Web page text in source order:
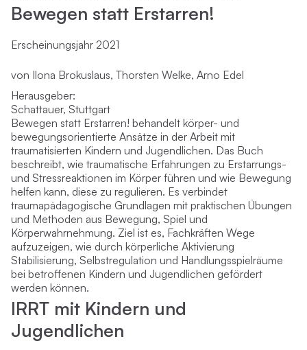
Bewegen statt Erstarren!
Erscheinungsjahr 2021
von Ilona Brokuslaus, Thorsten Welke, Arno Edel
Herausgeber:
Schattauer, Stuttgart
Bewegen statt Erstarren! behandelt körper- und
bewegungsorientierte Ansätze in der Arbeit mit
traumatisierten Kindern und Jugendlichen. Das Buch
beschreibt, wie traumatische Erfahrungen zu Erstarrungs-
und Stressreaktionen im Körper führen und wie Bewegung
helfen kann, diese zu regulieren. Es verbindet
traumapädagogische Grundlagen mit praktischen Übungen
und Methoden aus Bewegung, Spiel und
Körperwahrnehmung. Ziel ist es, Fachkräften Wege
aufzuzeigen, wie durch körperliche Aktivierung
Stabilisierung, Selbstregulation und Handlungsspielräume
bei betroffenen Kindern und Jugendlichen gefördert
werden können.
IRRT mit Kindern und
Jugendlichen